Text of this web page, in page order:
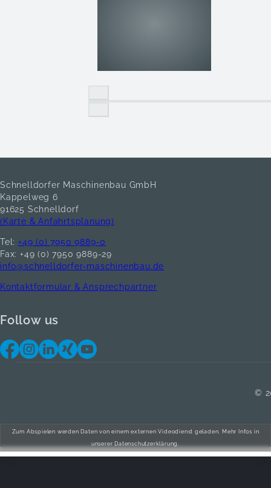
Schnelldorfer Maschinenbau GmbH
Kappelweg 6
91625 Schnelldorf
(Karte & Anfahrtsplanung)
Tel: +49 (0) 7950 9889-0
Fax: +49 (0) 7950 9889-29
info@schnelldorfer-maschinenbau.de
Kontaktformular & Ansprechpartner
Follow us
©